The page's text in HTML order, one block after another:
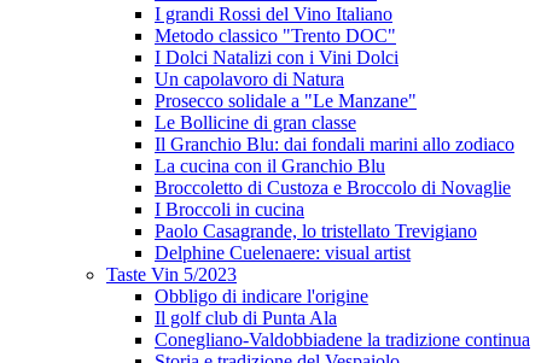
I grandi Rossi del Vino Italiano
Metodo classico "Trento DOC"
I Dolci Natalizi con i Vini Dolci
Un capolavoro di Natura
Prosecco solidale a "Le Manzane"
Le Bollicine di gran classe
Il Granchio Blu: dai fondali marini allo zodiaco
La cucina con il Granchio Blu
Broccoletto di Custoza e Broccolo di Novaglie
I Broccoli in cucina
Paolo Casagrande, lo tristellato Trevigiano
Delphine Cuelenaere: visual artist
Taste Vin 5/2023
Obbligo di indicare l'origine
Il golf club di Punta Ala
Conegliano-Valdobbiadene la tradizione continua